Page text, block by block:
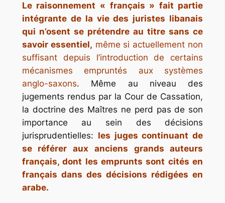
Le raisonnement « français » fait partie
intégrante de la vie des juristes libanais
qui n’osent se prétendre au titre sans ce
savoir essentiel, même si actuellement non
suffisant depuis l’introduction de certains
mécanismes empruntés aux systèmes
anglo-saxons. Même au niveau des
jugements rendus par la Cour de Cassation,
la doctrine des Maîtres ne perd pas de son
importance au sein des décisions
jurisprudentielles: les juges continuant de
se référer aux anciens grands auteurs
français, dont les emprunts sont cités en
français dans des décisions rédigées en
arabe.